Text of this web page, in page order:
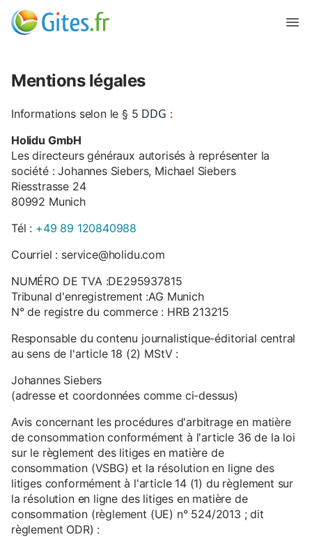
Mentions légales
Informations selon le § 5 DDG :
Holidu GmbH
Les directeurs généraux autorisés à représenter la
société : Johannes Siebers, Michael Siebers
Riesstrasse 24
80992 Munich
Tél : +49 89 120840988
Courriel : service@holidu.com
NUMÉRO DE TVA :DE295937815
Tribunal d'enregistrement :AG Munich
N° de registre du commerce : HRB 213215
Responsable du contenu journalistique-éditorial central
au sens de l'article 18 (2) MStV :
Johannes Siebers
(adresse et coordonnées comme ci-dessus)
Avis concernant les procédures d'arbitrage en matière
de consommation conformément à l'article 36 de la loi
sur le règlement des litiges en matière de
consommation (VSBG) et la résolution en ligne des
litiges conformément à l'article 14 (1) du règlement sur
la résolution en ligne des litiges en matière de
consommation (règlement (UE) n° 524/2013 ; dit
règlement ODR) :